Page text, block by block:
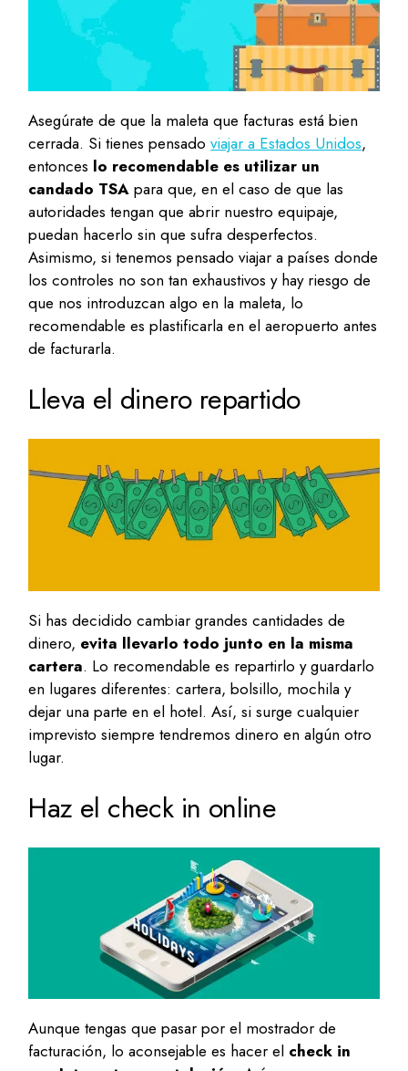
Asegúrate de que la maleta que facturas está bien
cerrada. Si tienes pensadoviajar a Estados Unidos,
entonces lo recomendable es utilizar un
candado TSA para que, en el caso de que las
autoridades tengan que abrir nuestro equipaje,
puedan hacerlo sin que sufra desperfectos.
Asimismo, si tenemos pensado viajar a países donde
los controles no son tan exhaustivos y hay riesgo de
que nos introduzcan algo en la maleta, lo
recomendable es plastificarla en el aeropuerto antes
de facturarla.
Lleva el dinero repartido
Si has decidido cambiar grandes cantidades de
dinero, evita llevarlo todo junto en la misma
cartera. Lo recomendable es repartirlo y guardarlo
en lugares diferentes: cartera, bolsillo, mochila y
dejar una parte en el hotel. Así, si surge cualquier
imprevisto siempre tendremos dinero en algún otro
lugar.
Haz el check in online
Aunque tengas que pasar por el mostrador de
facturación, lo aconsejable es hacer el check in